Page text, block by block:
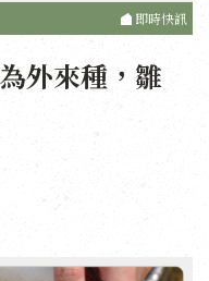
即時快訊
外來種，雛